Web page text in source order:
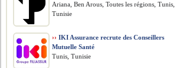
Ariana, Ben Arous, Toutes les régions, Tunis,
Tunisie
›› IKI Assurance recrute des Conseillers
Mutuelle Santé
Tunis, Tunisie